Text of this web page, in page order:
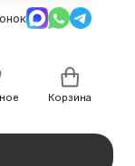
Корзина